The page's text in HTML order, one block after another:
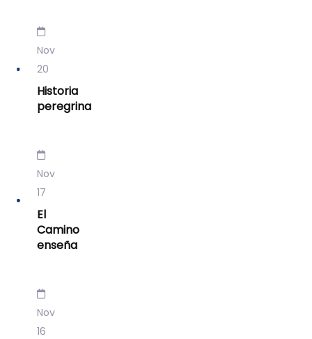
Nov
20
Historia
peregrina
Nov
17
El
Camino
enseña
Nov
16